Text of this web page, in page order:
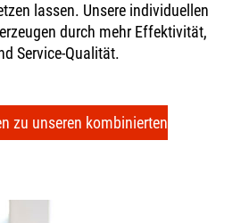
lassen. Unsere individuellen
durch mehr Effektivität,
Service-Qualität.
zu unseren kombinierten